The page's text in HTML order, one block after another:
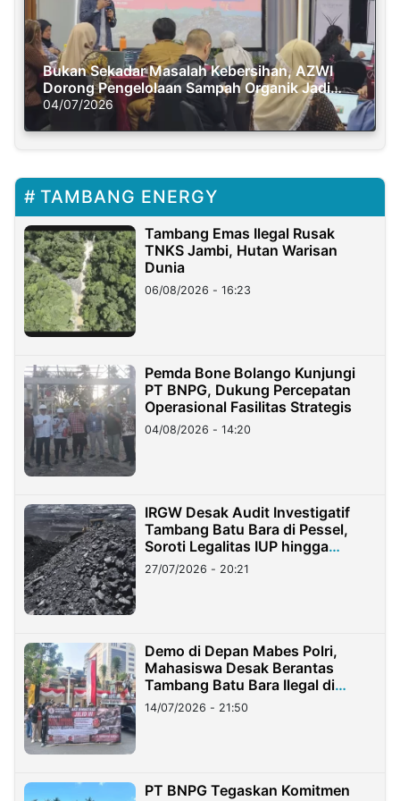
Bukan Sekadar Masalah Kebersihan, AZWI
Dorong Pengelolaan Sampah Organik Jadi
Solusi Krisis Iklim
04/07/2026
TAMBANG ENERGY
Tambang Emas Ilegal Rusak
TNKS Jambi, Hutan Warisan
Dunia
06/08/2026 - 16:23
Pemda Bone Bolango Kunjungi
PT BNPG, Dukung Percepatan
Operasional Fasilitas Strategis
04/08/2026 - 14:20
IRGW Desak Audit Investigatif
Tambang Batu Bara di Pessel,
Soroti Legalitas IUP hingga
Stockpile
27/07/2026 - 20:21
Demo di Depan Mabes Polri,
Mahasiswa Desak Berantas
Tambang Batu Bara Ilegal di
Lampung
14/07/2026 - 21:50
PT BNPG Tegaskan Komitmen